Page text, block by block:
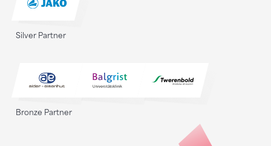
Silver Partner
Bronze Partner